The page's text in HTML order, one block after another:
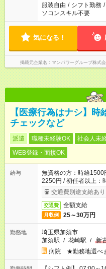
服装自由 / シフト勤務 /
ソコンスキル不要
気になる！
掲載元企業名 マンパワーグループ株式
【医療行為はナシ】
チェックなど
派遣 職種未経験OK 社会人未
WEB登録・面接OK
給与
無資格の方：時給1500
2250円 / 初任者以上：
交通費別途支給あり
交通費 全額支給
月収例 25～30万円
勤務地
埼玉県加須市
加須駅 / 花崎駅 / 新
病院 ★勤務地選べ